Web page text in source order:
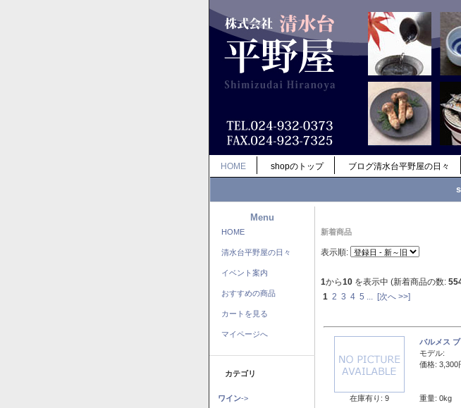
HOME shopのトップ ブログ清水台平野屋の日々
Menu
HOME
清水台平野屋の日々
イベント案内
おすすめの商品
カートを見る
マイページへ
カテゴリ
ワイン->
新着商品
表示順:
1から10 を表示中 (新着商品の数:
1 2 3 4 5 [次へ >>]
在庫有り: 9
バルメス
モデル:
価格: 3,300
重量: 0kg